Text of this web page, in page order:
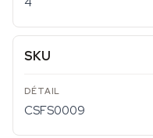
SKU
CSFS0009